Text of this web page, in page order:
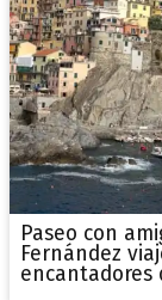
Paseo con
Fernández
encantadores